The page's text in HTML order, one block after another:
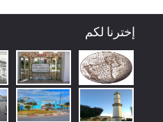
إخترنا لكم